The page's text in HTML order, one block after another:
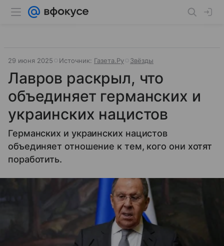
29 июня 2025 Источник: Газета.Ру Звёзды
Лавров раскрыл, что
объединяет германских и
украинских нацистов
Германских и украинских нацистов
объединяет отношение к тем, кого они хотят
поработить.